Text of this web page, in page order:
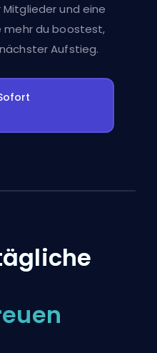
und eine
mehr du boostest,
Aufstieg.